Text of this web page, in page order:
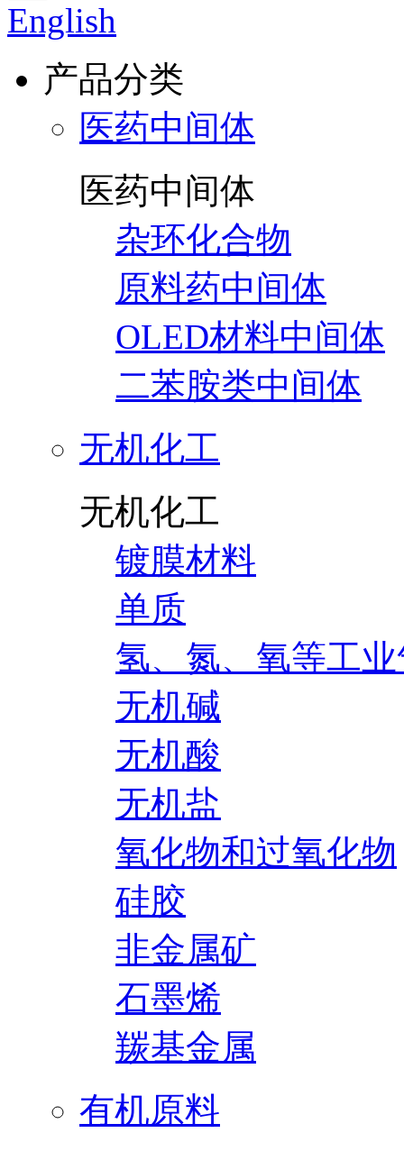
English
产品分类
医药中间体
医药中间体
杂环化合物
原料药中间体
OLED材料中间体
二苯胺类中间体
无机化工
无机化工
镀膜材料
单质
氢、氮、氧等工
无机碱
无机酸
无机盐
氧化物和过氧化物
硅胶
非金属矿
石墨烯
羰基金属
有机原料